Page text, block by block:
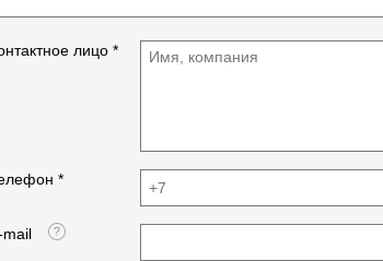
лицо *
*
mail